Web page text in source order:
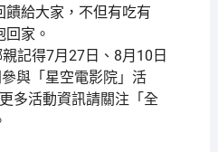
饋給大家，不但有吃有
家。
記得7月27日、8月10日
與「星空電影院」活
多活動資訊請關注「全